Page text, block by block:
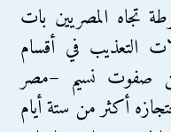
تجاه المصريين بات
التعذيب في أقسام
صفوت نسيم –مصر
أكثر من ستة أيام